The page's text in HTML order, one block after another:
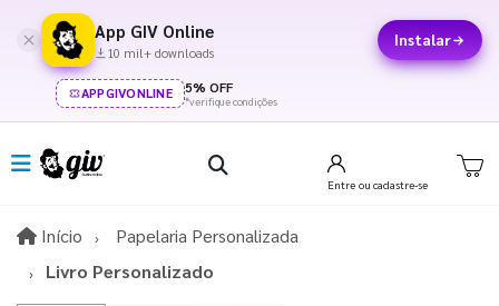
App GIV Online
10 mil+ downloads
Instalar
APPGIVONLINE 5% OFF
*verifique condições
Entre ou cadastre-se
Início InícioPapelaria Personalizada
Livro Personalizado